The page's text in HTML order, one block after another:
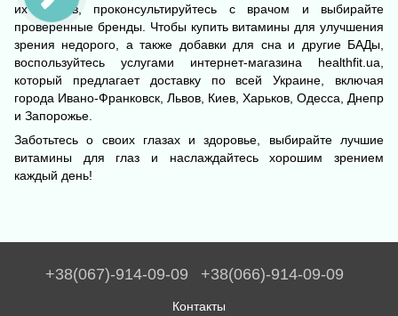
их состав, проконсультируйтесь с врачом и выбирайте
проверенные бренды. Чтобы купить витамины для улучшения
зрения недорого, а также добавки для снаи другие БАДы,
воспользуйтесь услугами интернет-магазина healthfit.ua,
который предлагает доставку по всей Украине, включая
города Ивано-Франковск, Львов, Киев, Харьков, Одесса, Днепр
и Запорожье.
Заботьтесь о своих глазах и здоровье, выбирайте лучшие
витамины для глаз и наслаждайтесь хорошим зрением
каждый день!
+38(067)-914-09-09 +38(066)-914-09-09
Контакты